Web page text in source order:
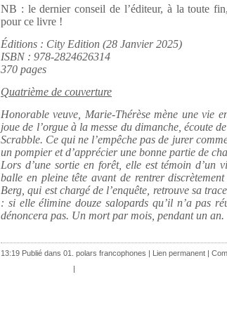
NB : le dernier conseil de l’éditeur, à la toute
pour ce livre !
Éditions : City Edition (28 Janvier 2025)
ISBN : 978-2824626314
370 pages
Quatrième de couverture
Honorable veuve, Marie-Thérèse mène une vie
joue de l’orgue à la messe du dimanche, écoute
Scrabble. Ce qui ne l’empêche pas de jurer
un pompier et d’apprécier une bonne partie de
Lors d’une sortie en forêt, elle est témoin d’un
balle en pleine tête avant de rentrer
Berg, qui est chargé de l’enquête, retrouve sa
: si elle élimine douze salopards qu’il n’a pas
dénoncera pas. Un mort par mois, pendant un an.
13:19 Publié dans 01. polars francophones | Lien permanent |
|